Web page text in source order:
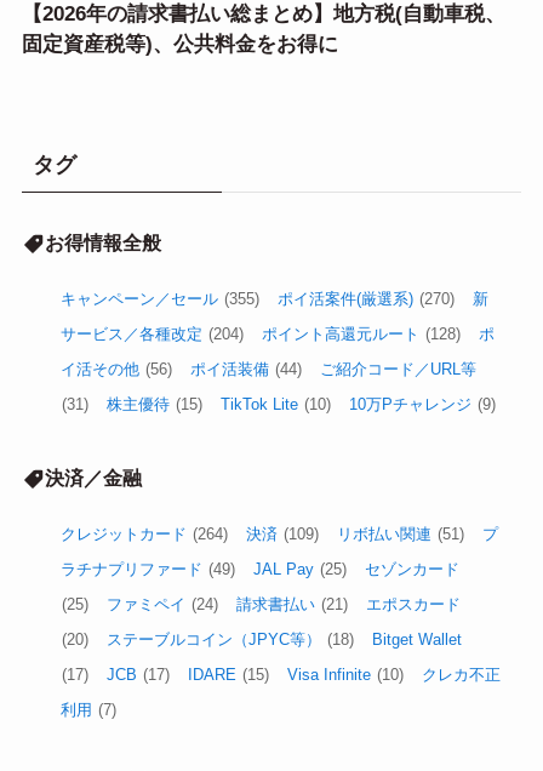
【2026年の請求書払い総まとめ】地方税(自動車税、
固定資産税等)、公共料金をお得に
タグ
お得情報全般
キャンペーン／セール (355) ポイ活案件(厳選系) (270)
新
サービス／各種改定 (204) ポイント高還元ルート (128)
ポ
イ活その他 (56) ポイ活装備 (44)
ご紹介コード／URL等
(31)
株主優待 (15) TikTok Lite (10) 10万Pチャレンジ (9)
決済／金融
クレジットカード (264) 決済 (109) リボ払い関連 (51)
プ
ラチナプリファード (49) JAL Pay (25)
セゾンカード
(25)
ファミペイ (24) 請求書払い (21)
エポスカード
(20)
ステーブルコイン（JPYC等） (18)
Bitget Wallet
(17)
JCB (17) IDARE (15) Visa Infinite (10)
クレカ不正
利用 (7)